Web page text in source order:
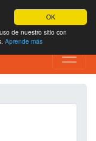
OK
de nuestro sitio con
Aprende más